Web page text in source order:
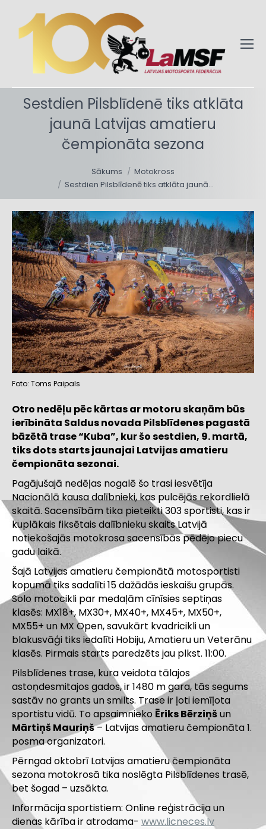
Sestdien Pilsblīdenē tiks atklāta
jaunā Latvijas amatieru
čempionāta sezona
Sākums
Motokross
Sestdien Pilsblīdenē tiks atklāta jaunā…
Foto: Toms Paipals
Otro nedēļu pēc kārtas ar motoru skaņām būs
ierībināta Saldus novada Pilsblīdenes pagastā
bāzētā trase “Kuba”, kur šo sestdien, 9. martā,
tiks dots starts jaunajai Latvijas amatieru
čempionāta sezonai.
Pagājušajā nedēļas nogalē šo trasi iesvētīja
Nacionālā kausa dalībnieki, kas pulcējās rekordlielā
skaitā. Sacensībām tika pieteikti 303 sportisti, kas ir
kuplākais fiksētais dalībnieku skaits Latvijā
notiekošajās motokrosa sacensībās pēdējo piecu
gadu laikā.
Šajā Latvijas amatieru čempionātā motosportisti
kopumā tiks sadalīti 15 dažādās ieskaišu grupās.
Solo motocikli par medaļām cīnīsies septiņas
klasēs: MX18+, MX30+, MX40+, MX45+, MX50+,
MX55+ un MX Open, savukārt kvadricikli un
blakusvāģi tiks iedalīti Hobiju, Amatieru un Veterānu
klasēs. Pirmais starts paredzēts jau plkst. 11:00.
Pilsblīdenes trase, kura veidota tālajos
astoņdesmitajos gados, ir 1480 m gara, tās segums
sastāv no grants un smilts. Trase ir ļoti iemīļota
sportistu vidū. To apsaimnieko Ēriks Bērziņšun
Mārtiņš Mauriņš– Latvijas amatieru čempionāta 1.
posma organizatori.
Pērngad oktobrī Latvijas amatieru čempionāta
sezona motokrosā tika noslēgta Pilsblīdenes trasē,
bet šogad – uzsākta.
Informācija sportistiem: Online reģistrācija un
dienas kārība ir atrodama- www.licneces.lv